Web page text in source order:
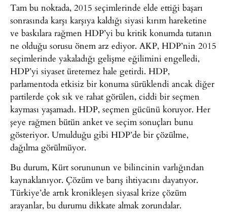
Tam bu noktada, 2015 seçimlerinde elde ettiği başarı
sonrasında karşı karşıya kaldığı siyasi kırım hareketine
ve baskılara rağmen HDP’yi bu kritik konumda tutanın
ne olduğu sorusu önem arz ediyor. AKP, HDP’nin 2015
seçimlerinde yakaladığı gelişme eğilimini engelledi,
HDP’yi siyaset üretemez hale getirdi. HDP,
parlamentoda etkisiz bir konuma sürüklendi ancak diğer
partilerde çok sık ve rahat görülen, ciddi bir seçmen
kayması yaşamadı. HDP, seçmen gücünü koruyor. Her
şeye rağmen bütün anket ve seçim sonuçları bunu
gösteriyor. Umulduğu gibi HDP’de bir çözülme,
dağılma görülmüyor.
Bu durum, Kürt sorununun ve bilincinin varlığından
kaynaklanıyor. Çözüm ve barış ihtiyacını dayatıyor.
Türkiye’de artık kronikleşen siyasal krize çözüm
arayanlar, bu durumu dikkate almak zorundalar.